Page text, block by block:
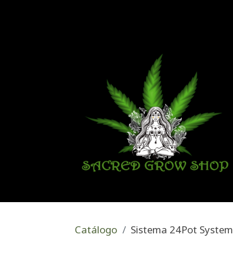
Catálogo Sistema 24Pot System